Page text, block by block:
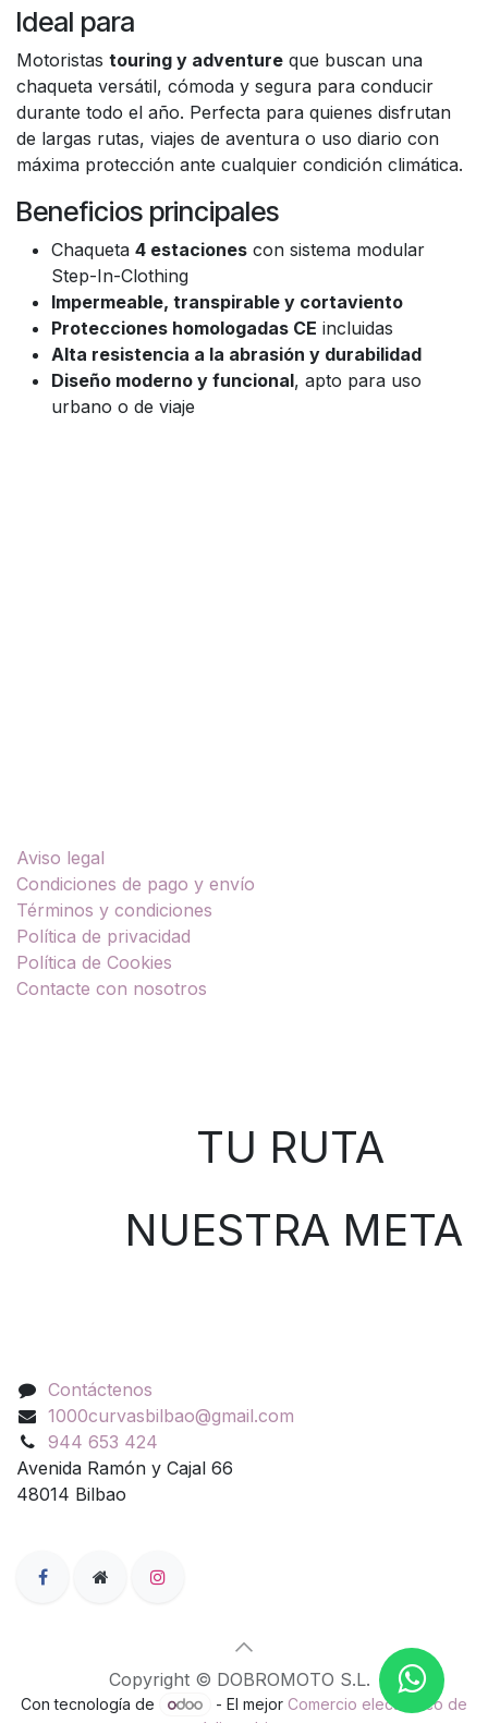
Ideal para
Motoristas touring y adventure que buscan una
chaqueta versátil, cómoda y segura para conducir
durante todo el año. Perfecta para quienes disfrutan
de largas rutas, viajes de aventura o uso diario con
máxima protección ante cualquier condición climática.
Beneficios principales
Chaqueta 4 estaciones con sistema modular
Step-In-Clothing
Impermeable, transpirable y cortaviento
Protecciones homologadas CE incluidas
Alta resistencia a la abrasión y durabilidad
Diseño moderno y funcional, apto para uso
urbano o de viaje
Aviso legal
Condiciones de pago y envío
Términos y condiciones
Política de privacidad
Política de Cookies
Contacte con nosotros
TU RUTA
NUESTRA META
Contáctenos
1000curvasbilbao@gmail.com
944 653 424
Avenida Ramón y Cajal 66
48014 Bilbao
Copyright © DOBROMOTO S.L.
Con tecnología de - El mejor Comercio electrónico de